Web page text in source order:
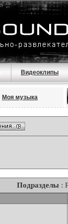
Видеоклипы
Моя музыка
Подразделы :